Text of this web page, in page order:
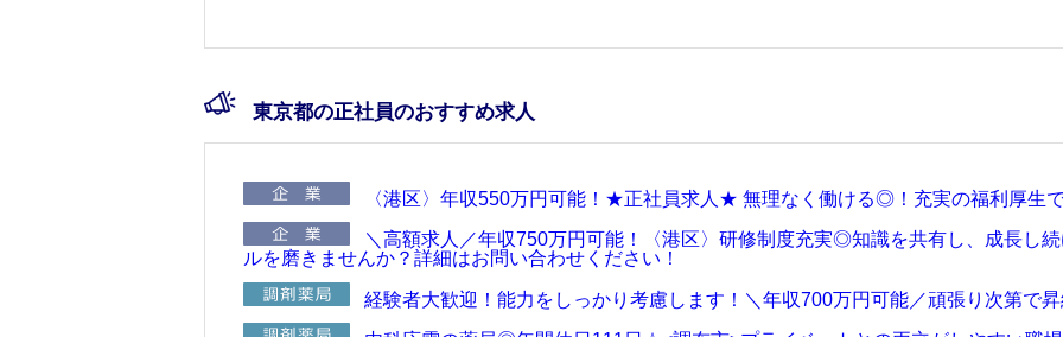
東京都の正社員のおすすめ求人
〈港区〉年収550万円可能！★正社員求人★ 無理なく働ける◎！充実の福利厚生
＼高額求人／年収750万円可能！〈港区〉研修制度充実◎知識を共有し、成長し
ルを磨きませんか？詳細はお問い合わせください！
経験者大歓迎！能力をしっかり考慮します！＼年収700万円可能／頑張り次第で